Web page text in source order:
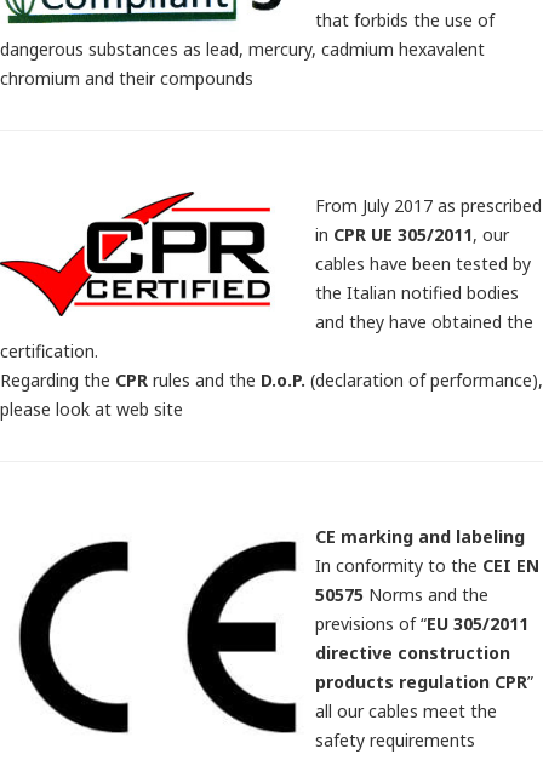
that forbids the use of
dangerous substances as lead, mercury, cadmium hexavalent
chromium and their compounds
From July 2017 as prescribed
in CPR UE 305/2011, our
cables have been tested by
the Italian notified bodies
and they have obtained the
certification.
Regarding the CPR rules and the D.o.P. (declaration of performance),
please look at web site
CE marking and labeling
In conformity to the CEI EN
50575 Norms and the
previsions of “EU 305/2011
directive construction
products regulation CPR”
all our cables meet the
safety requirements